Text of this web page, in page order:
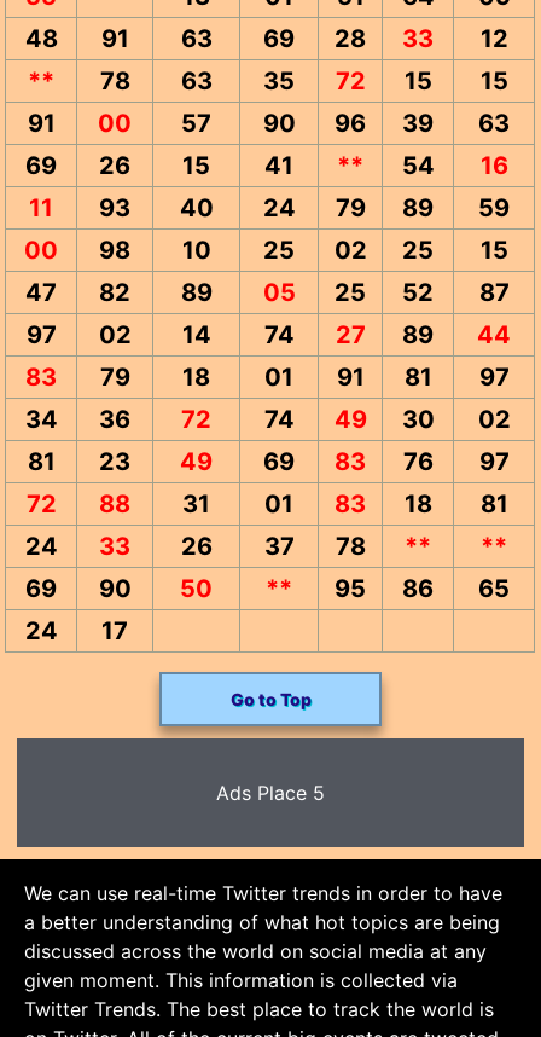
48
91 63 69 28 33
12
**
78 63 35 72 15
15
91
00 57 90 96 39
63
69
26 15 41 ** 54
16
11
93 40 24 79 89
59
00
98 10 25 02 25
15
47
82 89 05 25 52
87
97
02 14 74 27 89
44
83
79 18 01 91 81
97
34
36 72 74 49 30
02
81
23 49 69 83 76
97
72
88 31 01 83 18
81
24
33 26 37 78 **
**
69
90 50 ** 95 86
65
24
17
Go to Top
Ads Place 5
We can use real-time Twitter trends in order to have
a better understanding of what hot topics are being
discussed across the world on social media at any
given moment. This information is collected via
Twitter Trends. The best place to track the world is